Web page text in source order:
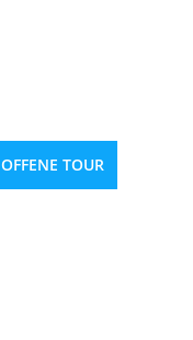
OFFENE TOUR